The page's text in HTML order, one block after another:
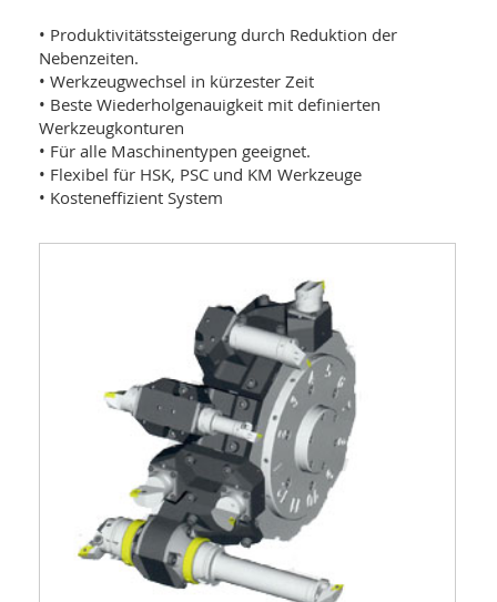
• Produktivitätssteigerung durch Reduktion der
Nebenzeiten.
• Werkzeugwechsel in kürzester Zeit
• Beste Wiederholgenauigkeit mit definierten
Werkzeugkonturen
• Für alle Maschinentypen geeignet.
• Flexibel für HSK, PSC und KM Werkzeuge
• Kosteneffizient System